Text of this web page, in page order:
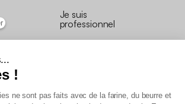
!
ne sont pas faits avec de la farine, du beurre et
Je suis
professionnel
générales de vente